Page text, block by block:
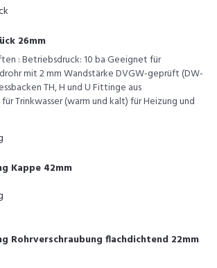
26mm
: Betriebsdruck: 10 ba Geeignet für
mit 2 mm Wandstärke DVGW-geprüft (DW-
TH, H und U Fittinge aus
Trinkwasser (warm und kalt) für Heizung und
Kappe 42mm
Rohrverschraubung flachdichtend 22mm